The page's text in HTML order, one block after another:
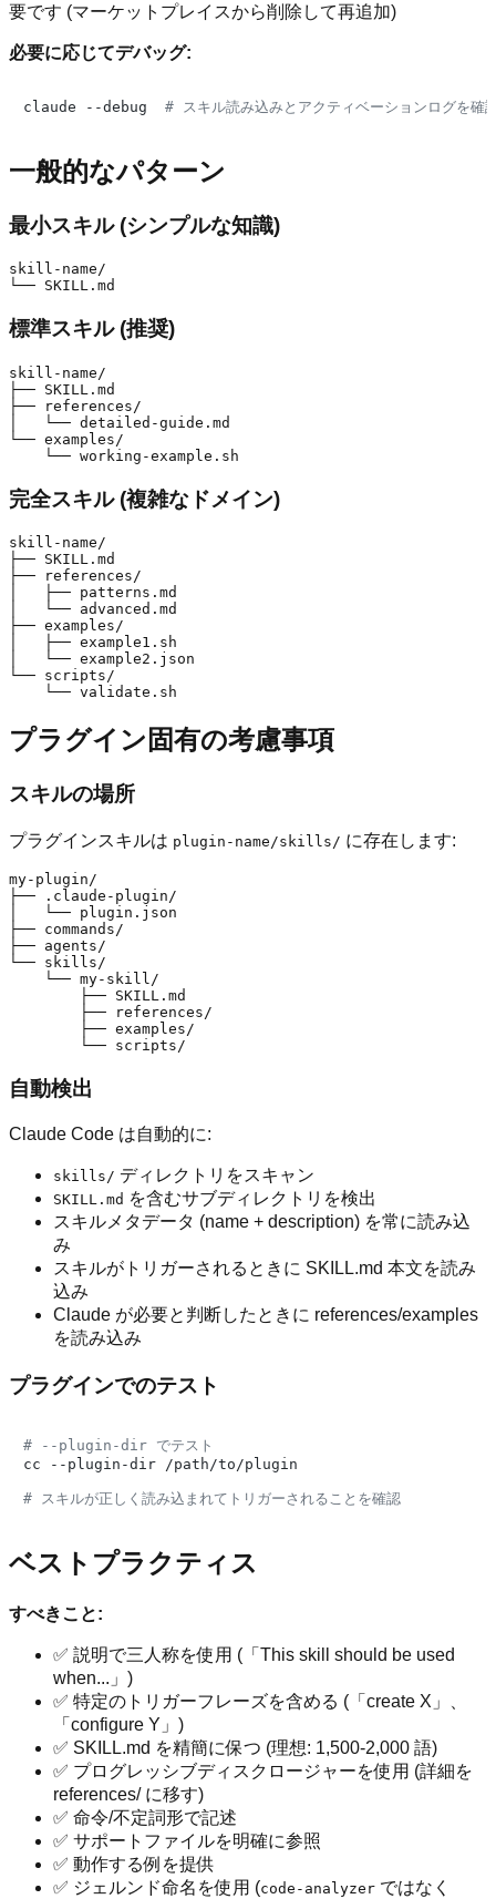
要です (マーケットプレイスから削除して再追加)
必要に応じてデバッグ:
claude --debug # スキル読み込みとアクティベーションログを確
一般的なパターン
最小スキル (シンプルな知識)
skill-name/
標準スキル (推奨)
skill-name/
├── SKILL.md
├── references/
│   └── detailed-guide.md
└── examples/
完全スキル (複雑なドメイン)
skill-name/
├── SKILL.md
├── references/
│   ├── patterns.md
│   └── advanced.md
├── examples/
│   ├── example1.sh
│   └── example2.json
└── scripts/
プラグイン固有の考慮事項
スキルの場所
プラグインスキルは plugin-name/skills/ に存在します:
my-plugin/
├── .claude-plugin/
│   └── plugin.json
├── commands/
├── agents/
└── skills/
    └── my-skill/
        ├── SKILL.md
        ├── references/
        ├── examples/
自動検出
Claude Code は自動的に:
skills/ ディレクトリをスキャン
SKILL.md を含むサブディレクトリを検出
スキルメタデータ (name + description) を常に読み込
み
スキルがトリガーされるときに SKILL.md 本文を読み
込み
Claude が必要と判断したときに references/examples
を読み込み
プラグインでのテスト
# --plugin-dir でテスト
cc --plugin-dir /path/to/plugin
# スキルが正しく読み込まれてトリガーされることを確認
ベストプラクティス
すべきこと:
✅ 説明で三人称を使用 (「This skill should be used
when...」)
✅ 特定のトリガーフレーズを含める (「create X」、
「configure Y」)
✅ SKILL.md を精簡に保つ (理想: 1,500-2,000 語)
✅ プログレッシブディスクロージャーを使用 (詳細を
references/ に移す)
✅ 命令/不定詞形で記述
✅ サポートファイルを明確に参照
✅ 動作する例を提供
✅ ジェルンド命名を使用 (code-analyzer ではなく